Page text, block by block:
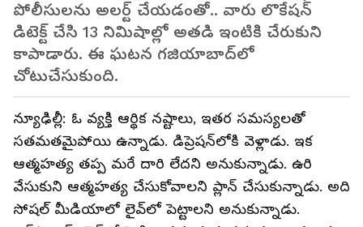
పోలీసులను అలర్ట్ చేయడంతో.. వారు లొకేషన్
డిటెక్ట్ చేసి 13 నిమిషాల్లో అతడి ఇంటికి చేరుకుని
కాపాడారు. ఈ ఘటన గజియాబాద్‌లో
చోటుచేసుకుంది.
న్యూఢిల్లీ: ఓ వ్యక్తి ఆర్థిక నష్టాలు, ఇతర సమస్యలతో
సతమతమైపోయి ఉన్నాడు. డిప్రెషన్‌లోకి వెళ్లాడు. ఇక
ఆత్మహత్య తప్ప మరే దారి లేదని అనుకున్నాడు. ఉరి
వేసుకుని ఆత్మహత్య చేసుకోవాలని ప్లాన్ చేసుకున్నాడు. అది
సోషల్ మీడియాలో లైవ్‌లో పెట్టాలని అనుకున్నాడు.